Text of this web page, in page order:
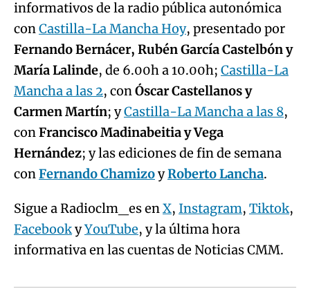
informativos de la radio pública autonómica
conCastilla-La Mancha Hoy, presentado por
Fernando Bernácer, Rubén García Castelbón y
María Lalinde, de 6.00h a 10.00h; Castilla-La
Mancha a las 2, conÓscar Castellanos y
Carmen Martín; yCastilla-La Mancha a las 8,
conFrancisco Madinabeitia y Vega
Hernández; y las ediciones de fin de semana
conFernando ChamizoyRoberto Lancha.
Sigue a Radioclm_es enX, Instagram, Tiktok,
FacebookyYouTube, y la última hora
informativa en las cuentas de Noticias CMM.